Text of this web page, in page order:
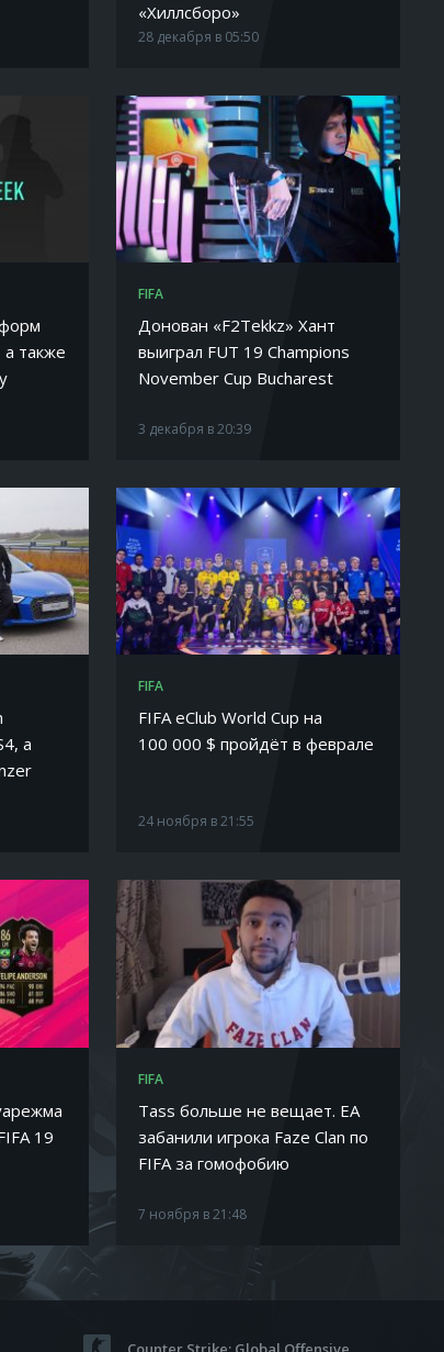
«Хиллсборо»
28 декабря в 05:50
также
FIFA
Донован «F2Tekkz» Хант
выиграл FUT 19 Champions
November Cup Bucharest
3 декабря в 20:39
а
FIFA
FIFA eClub World Cup на
100 000 $ пройдёт в феврале
24 ноября в 21:55
19
FIFA
Tass больше не вещает. EA
забанили игрока Faze Clan по
FIFA за гомофобию
7 ноября в 21:48